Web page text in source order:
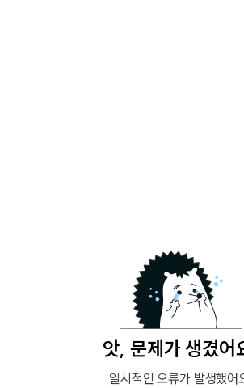
앗, 문제가 생겼어
일시적인 오류가 발생했어